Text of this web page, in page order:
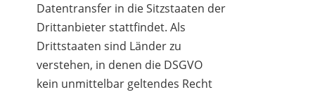
Datentransfer in die Sitzstaaten der
Drittanbieter stattfindet. Als
Drittstaaten sind Länder zu
verstehen, in denen die DSGVO
kein unmittelbar geltendes Recht